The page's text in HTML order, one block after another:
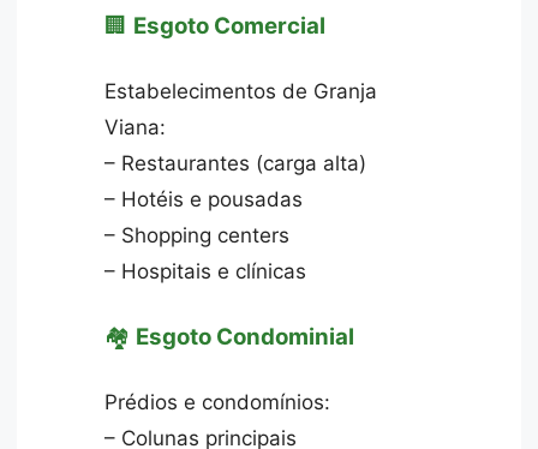
🏢 Esgoto Comercial
Estabelecimentos de Granja
Viana:
– Restaurantes (carga alta)
– Hotéis e pousadas
– Shopping centers
– Hospitais e clínicas
🏘️ Esgoto Condominial
Prédios e condomínios:
– Colunas principais